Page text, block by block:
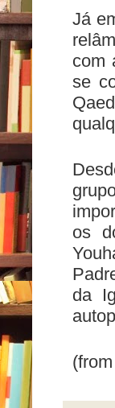
Já
com
se
os
da